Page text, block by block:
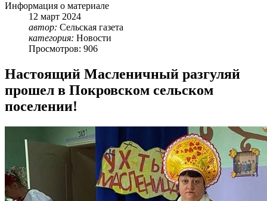
Информация о материале
12 март 2024
автор: Сельская газета
категория: Новости
Просмотров: 906
Настоящий Масленичный разгуляй
прошел в Покровском сельском
поселении!